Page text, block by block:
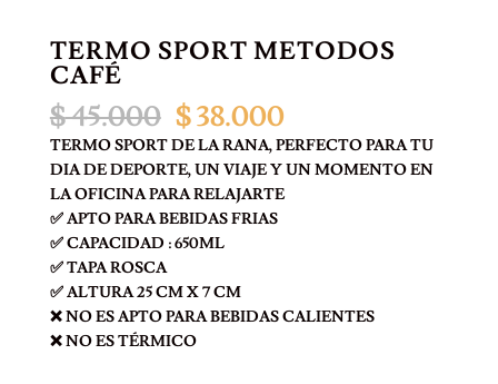
TERMO SPORT METODOS
CAFÉ
$45.000 El
precio
original
era:
$ 45.000.
$38.000El
precio
actual
es:
TERMO SPORT DE LA RANA, PERFECTO PARA TU
DIA DE DEPORTE, UN VIAJE Y UN MOMENTO EN
LA OFICINA PARA RELAJARTE
✅ APTO PARA BEBIDAS FRIAS
✅ CAPACIDAD : 650ML
✅ TAPA ROSCA
✅ ALTURA 25 CM X 7 CM
❌ NO ES APTO PARA BEBIDAS CALIENTES
❌ NO ES TÉRMICO